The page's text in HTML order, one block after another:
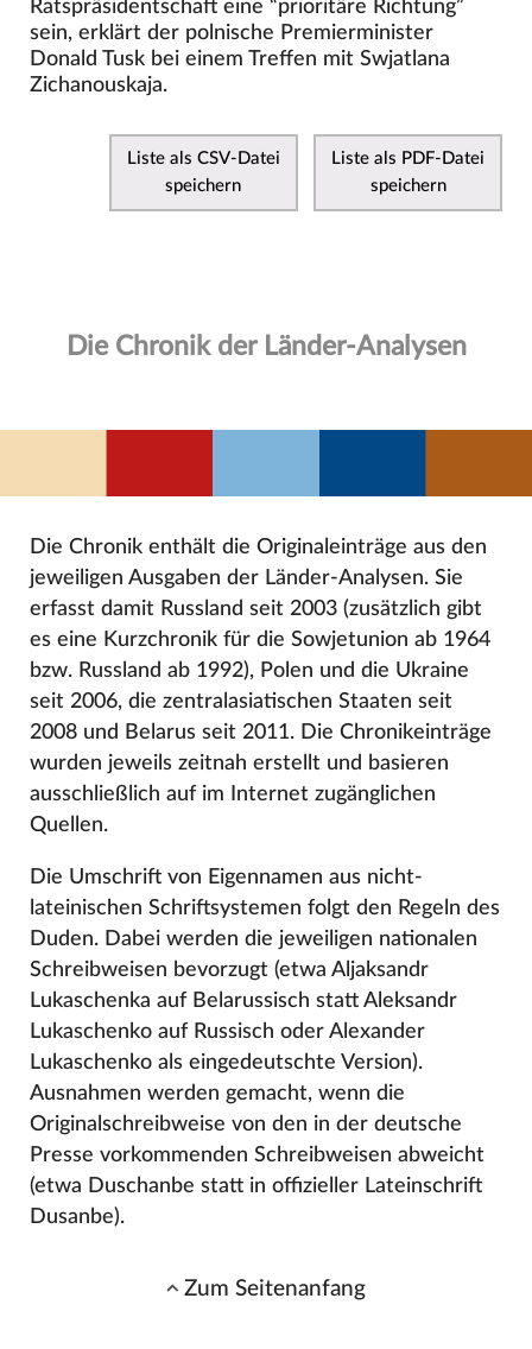
Ratspräsidentschaft eine “prioritäre Richtung”
sein, erklärt der polnische Premierminister
Donald Tusk bei einem Treffen mit Swjatlana
Zichanouskaja.
Liste als CSV-Datei
speichern
Liste als PDF-Datei
speichern
Die Chronik der Länder-Analysen
Die Chronik enthält die Originaleinträge aus den
jeweiligen Ausgaben der Länder-Analysen. Sie
erfasst damit Russland seit 2003 (zusätzlich gibt
es eine Kurzchronik für die Sowjetunion ab 1964
bzw. Russland ab 1992), Polen und die Ukraine
seit 2006, die zentralasiatischen Staaten seit
2008 und Belarus seit 2011. Die Chronikeinträge
wurden jeweils zeitnah erstellt und basieren
ausschließlich auf im Internet zugänglichen
Quellen.
Die Umschrift von Eigennamen aus nicht-
lateinischen Schriftsystemen folgt den Regeln des
Duden. Dabei werden die jeweiligen nationalen
Schreibweisen bevorzugt (etwa Aljaksandr
Lukaschenka auf Belarussisch statt Aleksandr
Lukaschenko auf Russisch oder Alexander
Lukaschenko als eingedeutschte Version).
Ausnahmen werden gemacht, wenn die
Originalschreibweise von den in der deutsche
Presse vorkommenden Schreibweisen abweicht
(etwa Duschanbe statt in offizieller Lateinschrift
Dusanbe).
Zum Seitenanfang